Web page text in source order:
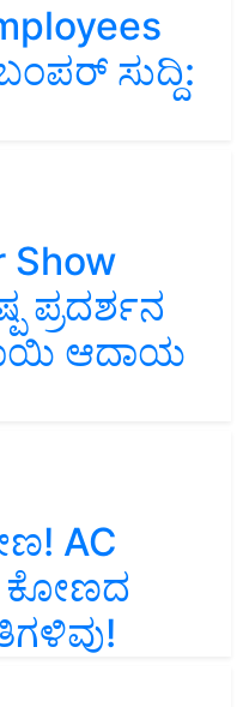
ಸುದ್ದಿ:
Show
ಪ್ರದರ್ಶನ
ಆದಾಯ
AC
ಕೋಣದ